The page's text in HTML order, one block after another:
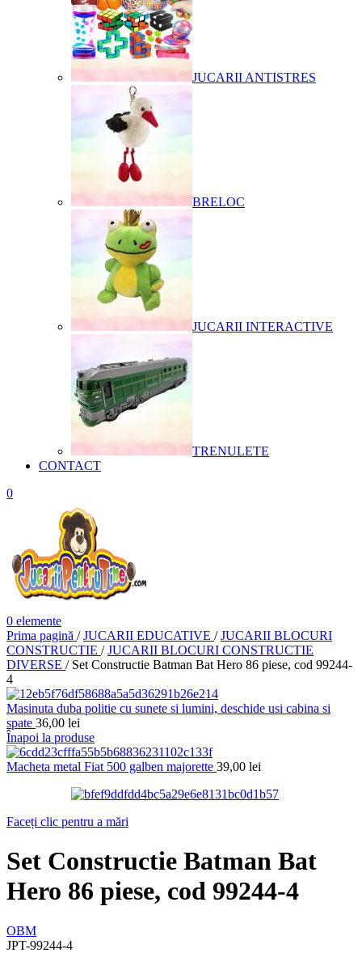
JUCARII ANTISTRES
BRELOC
JUCARII INTERACTIVE
TRENULETE
CONTACT
0
0 elemente
Prima pagină / JUCARII EDUCATIVE / JUCARII BLOCURI
CONSTRUCTIE / JUCARII BLOCURI CONSTRUCTIE
DIVERSE / Set Constructie Batman Bat Hero 86 piese, cod 99244-
4
Masinuta duba politie cu sunete si lumini, deschide usi cabina si
spate 36,00 lei
Înapoi la produse
Macheta metal Fiat 500 galben majorette 39,00 lei
Faceți clic pentru a mări
Set Constructie Batman Bat
Hero 86 piese, cod 99244-4
OBM
JPT-99244-4